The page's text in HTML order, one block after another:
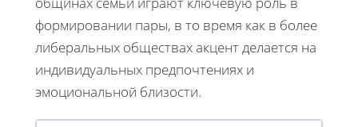
формировании пары, в то время как в более
либеральных обществах акцент делается на
индивидуальных предпочтениях и
эмоциональной близости.